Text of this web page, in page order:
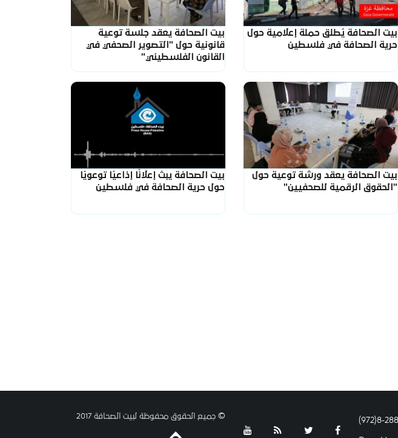
بيت الصحافة يُطلق حملة إعلامية حول
حرية الصحافة في فلسطين
بيت الصحافة يعقد جلسة توعية
قانونية حول "التصوير الصحفي في
القانون الفلسطيني"
بيت الصحافة يعقد ورشة توعية حول
"الحقوق الرقمية للصحفيين"
بيت الصحافة يبث إعلانًا إذاعيًا توعويًا
حول حرية الصحافة في فلسطين
© جميع الحقوق محفوظة لبيت الصحافة 2017